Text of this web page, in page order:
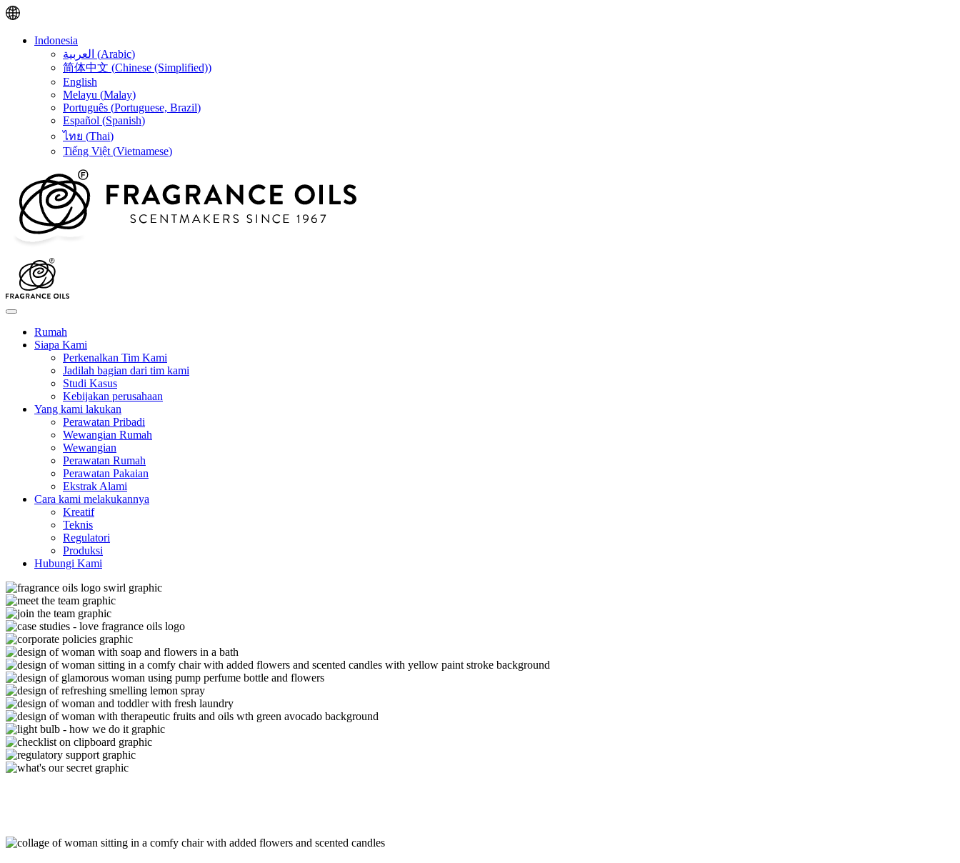
Indonesia
العربية (Arabic)
简体中文 (Chinese (Simplified))
English
Melayu (Malay)
Português (Portuguese, Brazil)
Español (Spanish)
ไทย (Thai)
Tiếng Việt (Vietnamese)
Rumah
Siapa Kami
Perkenalkan Tim Kami
Jadilah bagian dari tim kami
Studi Kasus
Kebijakan perusahaan
Yang kami lakukan
Perawatan Pribadi
Wewangian Rumah
Wewangian
Perawatan Rumah
Perawatan Pakaian
Ekstrak Alami
Cara kami melakukannya
Kreatif
Teknis
Regulatori
Produksi
Hubungi Kami